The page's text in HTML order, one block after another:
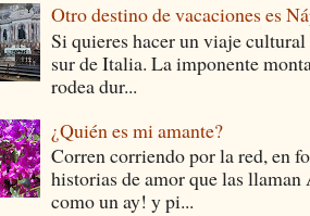
Otro destino de vacaciones es
Si quieres hacer un viaje
sur de Italia. La imponente
rodea dur...
¿Quién es mi amante?
Corren corriendo por la red, en
historias de amor que las
como un ay! y pi...